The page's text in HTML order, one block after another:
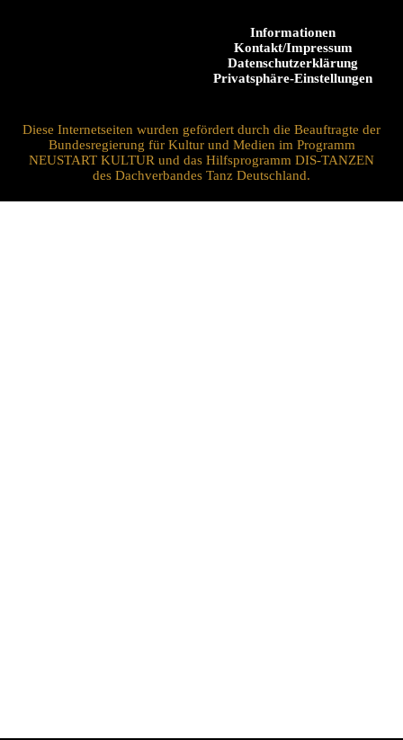
Informationen
Kontakt/Impressum
Datenschutzerklärung
Privatsphäre-Einstellungen
Diese Internetseiten wurden gefördert durch die Beauftragte der
Bundesregierung für Kultur und Medien im Programm
NEUSTART KULTUR und das Hilfsprogramm DIS-TANZEN
des Dachverbandes Tanz Deutschland.